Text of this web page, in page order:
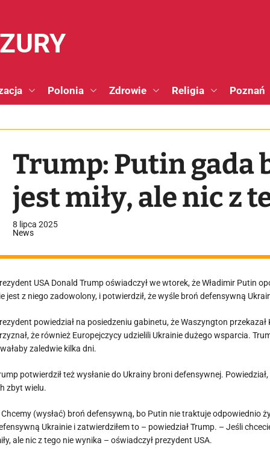
Polonia Zdrowie Religia Poznań
Trump: Putin gada
jest miły, ale nic z
8 lipca 2025
News
USA Donald Trump oświadczył we wtorek, że Władimir Putin
jest z niego zadowolony, i potwierdził, że wyśle broń defensywną
powiedział na posiedzeniu gabinetu, że Waszyngton
że również Europejczycy udzielili Ukrainie dużego wsparcia.
zaledwie kilka dni.
potwierdził też wysłanie do Ukrainy broni defensywnej.
zbyt wielu.
(wysłać) broń defensywną, bo Putin nie traktuje odpowiednio
Ukrainie i zatwierdziłem to – powiedział Trump. – Jeśli
ale nic z tego nie wynika – oświadczył prezydent USA.